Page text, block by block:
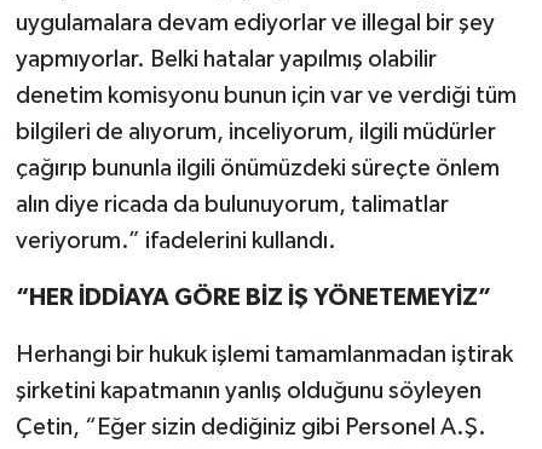
uygulamalara devam ediyorlar ve illegal bir şey
yapmıyorlar. Belki hatalar yapılmış olabilir
denetim komisyonu bunun için var ve verdiği tüm
bilgileri de alıyorum, inceliyorum, ilgili müdürler
çağırıp bununla ilgili önümüzdeki süreçte önlem
alın diye ricada da bulunuyorum, talimatlar
veriyorum.” ifadelerini kullandı.
“HER İDDİAYA GÖRE BİZ İŞ YÖNETEMEYİZ”
Herhangi bir hukuk işlemi tamamlanmadan iştirak
şirketini kapatmanın yanlış olduğunu söyleyen
Çetin, “Eğer sizin dediğiniz gibi Personel A.Ş.